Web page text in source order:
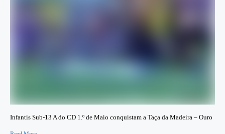
Infantis Sub-13 A do CD 1.º de Maio conquistam a Taça da Madeira – Ouro